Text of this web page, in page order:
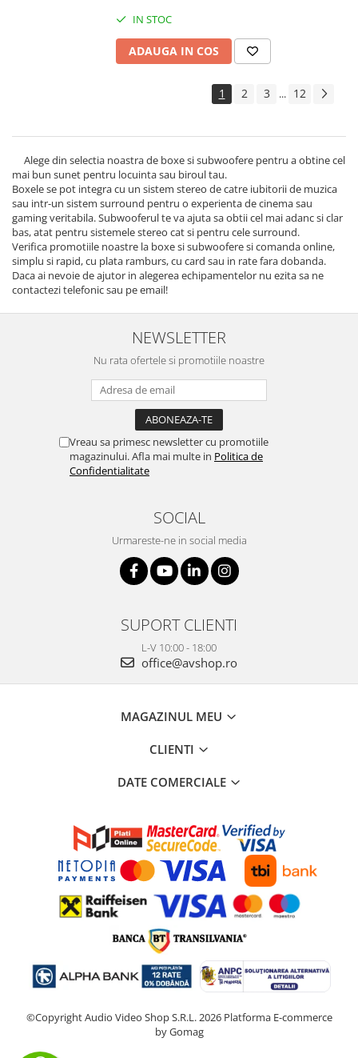
IN STOC
ADAUGA IN COS
1 2 3 ... 12
Alege din selectia noastra de boxe si subwoofere pentru a obtine cel
mai bun sunet pentru locuinta sau biroul tau.
Boxele se pot integra cu un sistem stereo de catre iubitorii de muzica
sau intr-un sistem surround pentru o experienta de cinema sau
gaming veritabila. Subwooferul te va ajuta sa obtii cel mai adanc si clar
bas, atat pentru sistemele stereo cat si pentru cele surround.
Verifica promotiile noastre la boxe si subwoofere si comanda online,
simplu si rapid, cu plata ramburs, cu card sau in rate fara dobanda.
Daca ai nevoie de ajutor in alegerea echipamentelor nu ezita sa ne
contactezi telefonic sau pe email!
NEWSLETTER
Nu rata ofertele si promotiile noastre
Vreau sa primesc newsletter cu promotiile
magazinului. Afla mai multe in Politica de
Confidentialitate
SOCIAL
Urmareste-ne in social media
SUPORT CLIENTI
L-V 10:00 - 18:00
office@avshop.ro
MAGAZINUL MEU
CLIENTI
DATE COMERCIALE
©Copyright Audio Video Shop S.R.L. 2026 Platforma E-commerce
by Gomag